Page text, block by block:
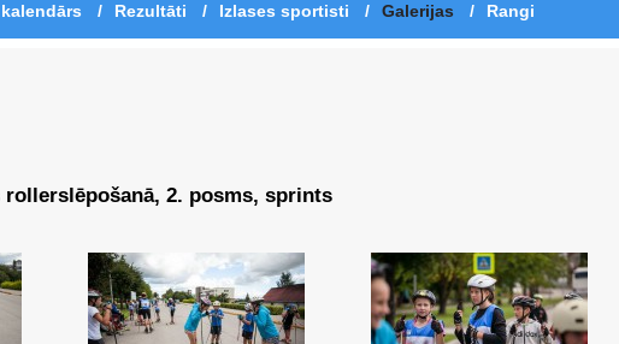
/ Rezultāti / Izlases sportisti / Galerijas / Rangi
2. posms, sprints